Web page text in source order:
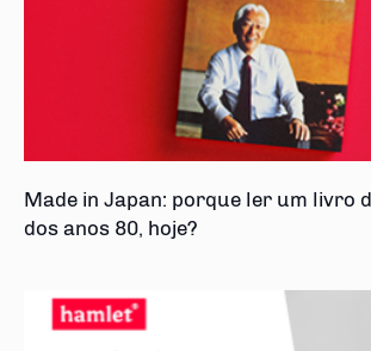
Made in Japan: porque ler um livro
dos anos 80, hoje?